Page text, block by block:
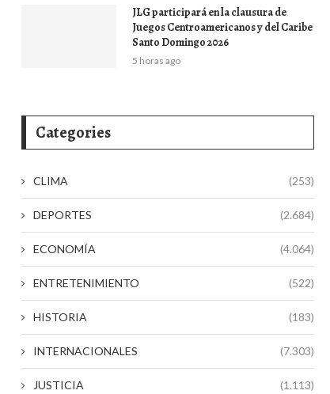
JLG participará en la clausura de
Juegos Centroamericanos y del Caribe
Santo Domingo 2026
5 horas ago
Categories
CLIMA (253)
DEPORTES (2.684)
ECONOMÍA (4.064)
ENTRETENIMIENTO (522)
HISTORIA (183)
INTERNACIONALES (7.303)
JUSTICIA (1.113)